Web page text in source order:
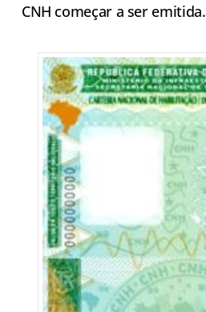
CNH começar a ser emitida.